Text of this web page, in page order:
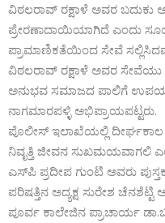
ವಿಠಲರಾವ್ ರಕ್ಷಾಳೆ ಅವರ
ಪ್ರೇರಣಾದಾಯಿಯಾಗಿದೆ ಎಂದು
ಪ್ರಾಮಾಣಿಕತೆಯಿಂದ ಸೇವೆ
ವಿಠಲರಾವ್ ರಕ್ಷಾಳೆ ಅವರ ಸೇವೆಯು
ಅನುಭವ ಸಮಾಜದ ಪಾಲಿಗೆ
ನಾಗಮಾರಪಳ್ಳಿ ಅಭಿಪ್ರಾಯಪಟ್ಟರು.
ಪೊಲೀಸ್ ಇಲಾಖೆಯಲ್ಲಿ ದೀರ್ಘಕಾಲ
ನಿವೃತ್ತಿ ಜೀವನ ಸುಖಮಯವಾಗಲಿ
ಎಸ್‌ಪಿ ಪ್ರದೀಪ ಗುಂಟಿ ಅವರು
ಪರಿಷತ್ತಿನ ಅದ್ಯಕ್ಷ ಸುರೇಶ ಚೆನಶೆಟ್ಟಿ
ಪೂರ್ವ ಕಾಲೇಜಿನ ಪ್ರಾಚಾರ್ಯ